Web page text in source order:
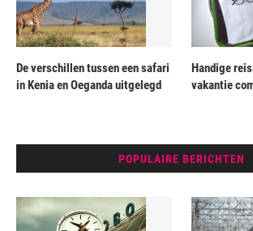
De verschillen tussen een safari
in Kenia en Oeganda uitgelegd
Handige
vakantie
POPULAIRE BERICHTEN